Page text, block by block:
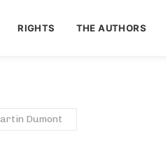
RIGHTS THE AUTHORS
Dumont